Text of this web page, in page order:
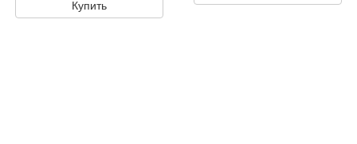
Купить